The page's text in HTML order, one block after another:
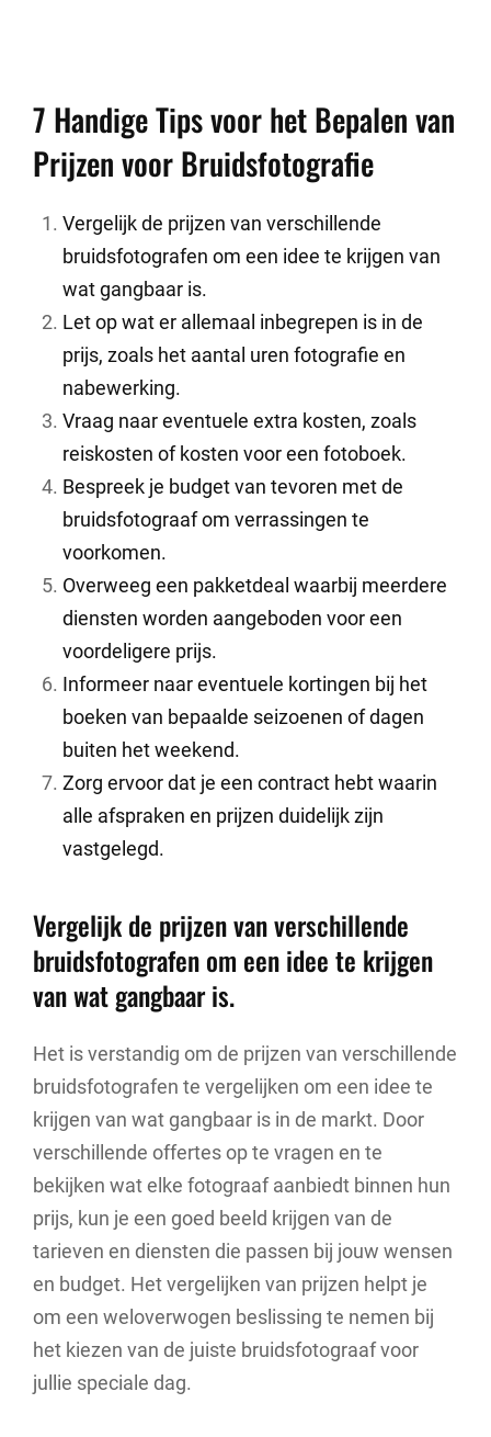
7 Handige Tips voor het Bepalen van
Prijzen voor Bruidsfotografie
Vergelijk de prijzen van verschillende
bruidsfotografen om een idee te krijgen van
wat gangbaar is.
Let op wat er allemaal inbegrepen is in de
prijs, zoals het aantal uren fotografie en
nabewerking.
Vraag naar eventuele extra kosten, zoals
reiskosten of kosten voor een fotoboek.
Bespreek je budget van tevoren met de
bruidsfotograaf om verrassingen te
voorkomen.
Overweeg een pakketdeal waarbij meerdere
diensten worden aangeboden voor een
voordeligere prijs.
Informeer naar eventuele kortingen bij het
boeken van bepaalde seizoenen of dagen
buiten het weekend.
Zorg ervoor dat je een contract hebt waarin
alle afspraken en prijzen duidelijk zijn
vastgelegd.
Vergelijk de prijzen van verschillende
bruidsfotografen om een idee te krijgen
van wat gangbaar is.
Het is verstandig om de prijzen van verschillende
bruidsfotografen te vergelijken om een idee te
krijgen van wat gangbaar is in de markt. Door
verschillende offertes op te vragen en te
bekijken wat elke fotograaf aanbiedt binnen hun
prijs, kun je een goed beeld krijgen van de
tarieven en diensten die passen bij jouw wensen
en budget. Het vergelijken van prijzen helpt je
om een weloverwogen beslissing te nemen bij
het kiezen van de juiste bruidsfotograaf voor
jullie speciale dag.